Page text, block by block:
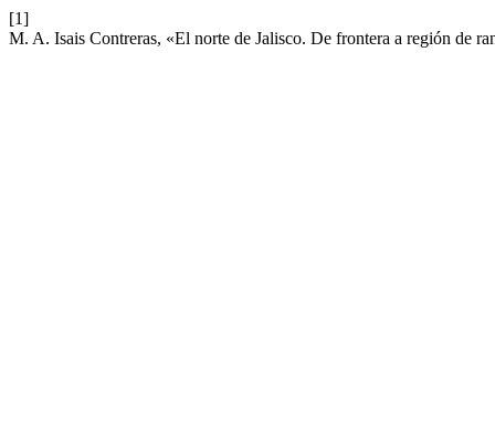
[1]
M. A. Isais Contreras, «El norte de Jalisco. De frontera a región de